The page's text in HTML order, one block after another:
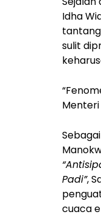
Idha
sulit
Padi”,
cuaca